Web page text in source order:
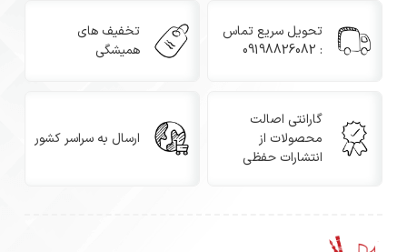
تحویل سریع تماس
: 09198826082
تخفیف های
همیشگی
گارانتی اصالت
محصولات از
انتشارات حفظی
ارسال به سراسر کشور